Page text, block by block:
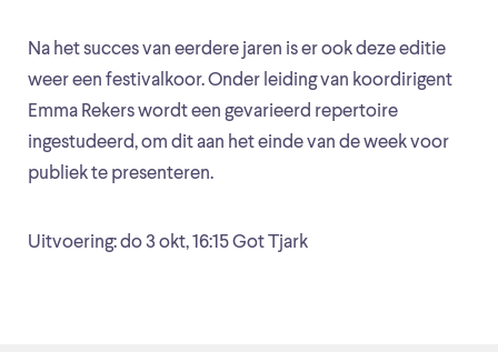
Na het succes van eerdere jaren is er ook deze editie
weer een festivalkoor. Onder leiding van koordirigent
Emma Rekers wordt een gevarieerd repertoire
ingestudeerd, om dit aan het einde van de week voor
publiek te presenteren.
Uitvoering: do 3 okt, 16:15 Got Tjark